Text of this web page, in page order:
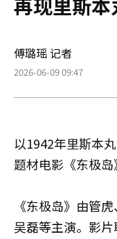
再现里斯
傅璐瑶 记者
2026-06-09 09:47
以1942年里斯本
题材电影《东极岛
《东极岛》由管
吴磊等主演。影